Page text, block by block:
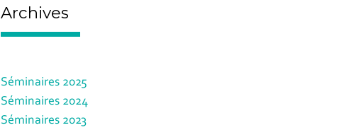
Archives
Séminaires 2025
Séminaires 2024
Séminaires 2023